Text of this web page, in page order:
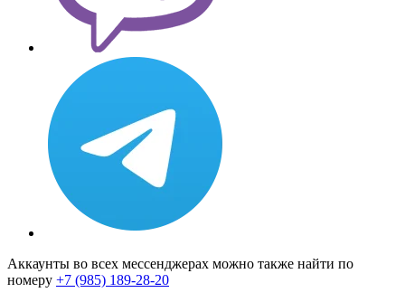
Аккаунты во всех мессенджерах можно также найти по
номеру +7 (985) 189-28-20